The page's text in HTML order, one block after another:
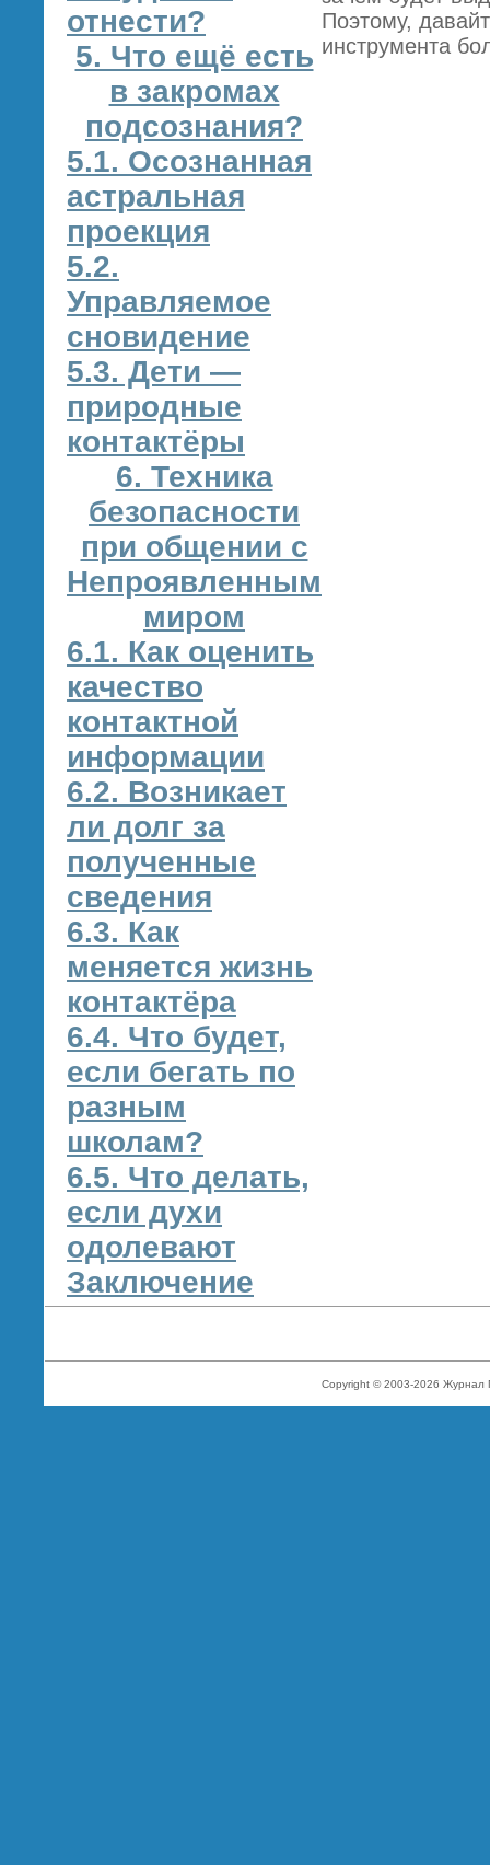
отнести?
5. Что ещё есть
в закромах
подсознания?
5.1. Осознанная
астральная
проекция
5.2.
Управляемое
сновидение
5.3. Дети —
природные
контактёры
6. Техника
безопасности
при общении с
Непроявленным
миром
6.1. Как оценить
качество
контактной
информации
6.2. Возникает
ли долг за
полученные
сведения
6.3. Как
меняется жизнь
контактёра
6.4. Что будет,
если бегать по
разным
школам?
6.5. Что делать,
если духи
одолевают
Заключение
Поэтому,
инструмента
Copyright © 2003-2026 Журнал